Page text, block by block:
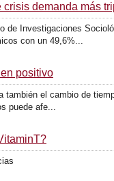
demanda más
de Investigaciones
con un 49,6%...
positivo
también el cambio de
puede afe...